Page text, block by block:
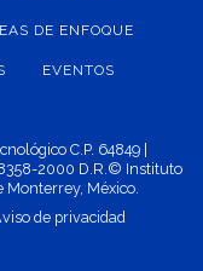
DE ENFOQUE
EVENTOS
C.P. 64849 |
2000 D.R.© Instituto
Monterrey, México.
de privacidad